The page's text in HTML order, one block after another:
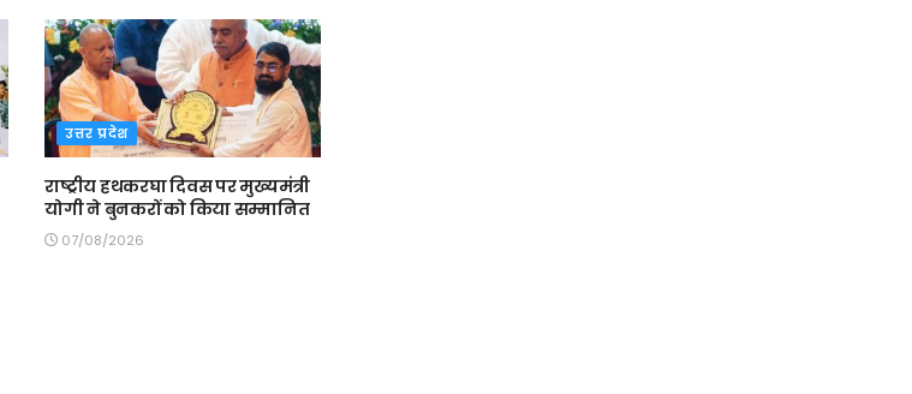
उत्तर प्रदेश
राष्ट्रीय हथकरघा दिवस पर मुख्यमंत्री
योगी ने बुनकरों को किया सम्मानित
07/08/2026